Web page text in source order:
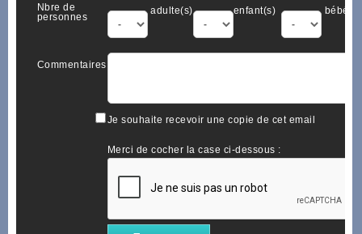
Nbre de
personnes
adulte(s) enfant(s) bébé(s)
Commentaires
Je souhaite recevoir une copie de cet email
Merci de cocher la case ci-dessous :